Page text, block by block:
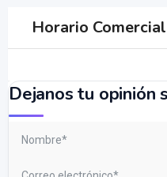
Horario Comercial
Dejanos tu opinión